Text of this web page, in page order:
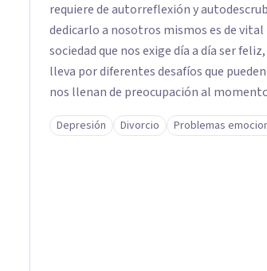
requiere de autorreflexión y
dedicarlo a nosotros mismos es de
sociedad que nos exige día a día ser
lleva por diferentes desafíos que
nos llenan de preocupación al
estos desafíos, dificultan tu vida, te
que estás viviendo en un espacio seguro, respetuoso, confiable y confidencial para
Depresión Divorcio Problemas